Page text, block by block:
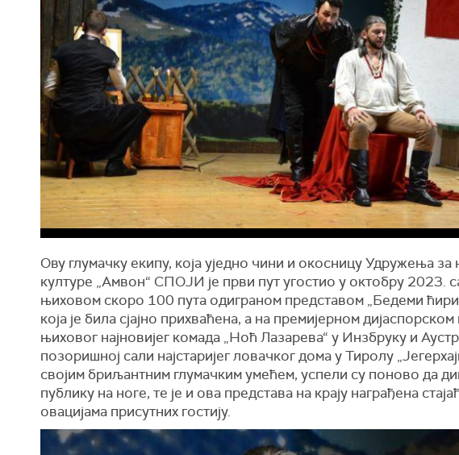
Ову глумачку екипу, која уједно чини и окосницу Удружења
културе „Амвон“ СПОЈИ је први пут угостио у октобру 2023.
њиховом скоро 100 пута одиграном представом „Бедеми
која је била сјајно прихваћена, а на премијерном
њиховог најновијег комада „Ноћ Лазарева“ у Инзбруку и
позоришној сали најстаријег ловачког дома у Тиролу
својим бриљантним глумачким умећем, успели су поново да
публику на ноге, те је и ова представа на крају награђена
овацијама присутних гостију.